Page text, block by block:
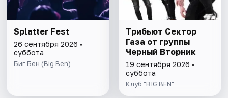
Splatter Fest
26 сентября 2026 •
суббота
Биг Бен (Big Ben)
Трибьют Сектор
Газа от группы
Черный Вторник
19 сентября 2026 •
суббота
Клуб "BIG BEN"